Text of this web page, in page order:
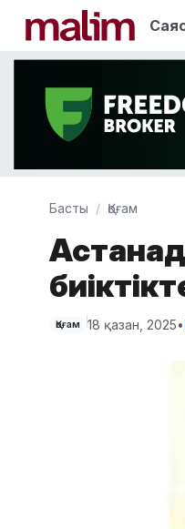
Басты Қоғам
Қоғам 18 қазан, 2025•